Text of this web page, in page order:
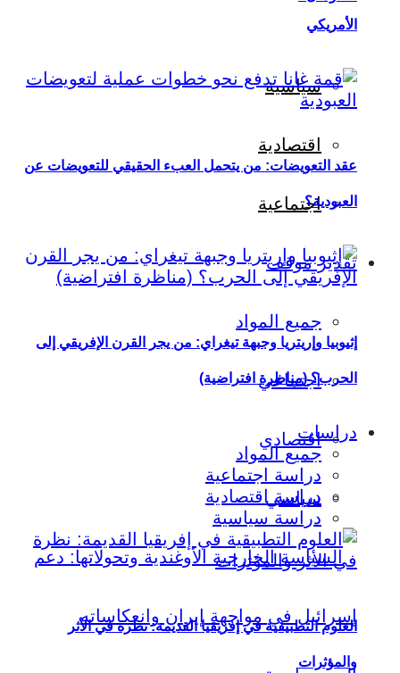
سياسية
اقتصادية
اجتماعية
تقدير موقف
جميع المواد
اجتماعي
اقتصادي
سياسي
الأمريكي
عقد التعويضات: من يتحمل العبء الحقيقي للتعويضات عن
العبودية؟
إثيوبيا وإريتريا وجبهة تيغراي: من يجر القرن الإفريقي إلى
الحرب؟ (مناظرة افتراضية)
دراسات
جميع المواد
دراسة اجتماعية
دراسة اقتصادية
دراسة سياسية
العلوم التطبيقية في إفريقيا القديمة: نظرة في الأثر
والمؤثرات